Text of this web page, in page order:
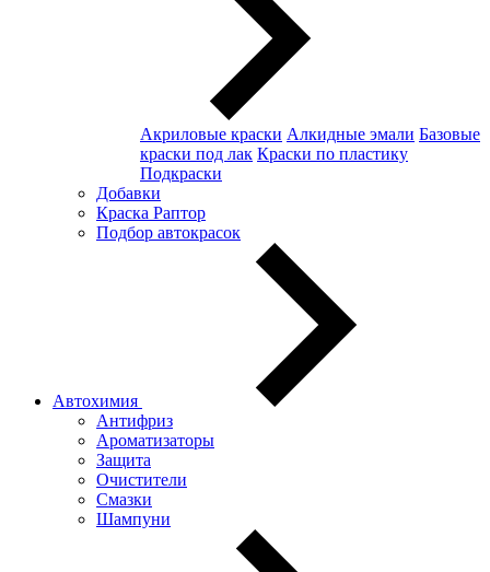
Акриловые краски Алкидные эмали Базовые
краски под лак Краски по пластику
Подкраски
Добавки
Краска Раптор
Подбор автокрасок
Автохимия
Антифриз
Ароматизаторы
Защита
Очистители
Смазки
Шампуни